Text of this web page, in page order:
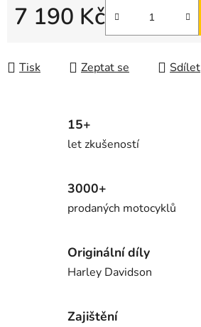
7 190 Kč
Tisk Zeptat se Sdílet
15+
let zkušeností
3000+
prodaných motocyklů
Originální díly
Harley Davidson
Zajištění